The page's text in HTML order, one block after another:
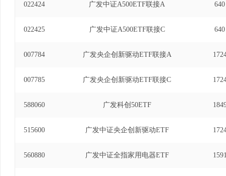
022424 广发中证A500ETF联接A 640
022425 广发中证A500ETF联接C 640
007784 广发央企创新驱动ETF联接A
007785 广发央企创新驱动ETF联接C
588060 广发科创50ETF
515600 广发中证央企创新驱动ETF
560880 广发中证全指家用电器ETF